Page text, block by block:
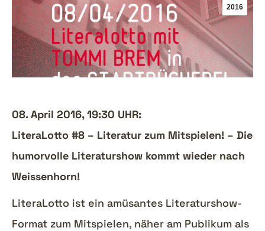
2016
08. April 2016, 19:30 UHR:
LiteraLotto #8 – Literatur zum Mitspielen! – Die
humorvolle Literaturshow kommt wieder nach
Weissenhorn!
LiteraLotto ist ein amüsantes Literaturshow-
Format zum Mitspielen, näher am Publikum als